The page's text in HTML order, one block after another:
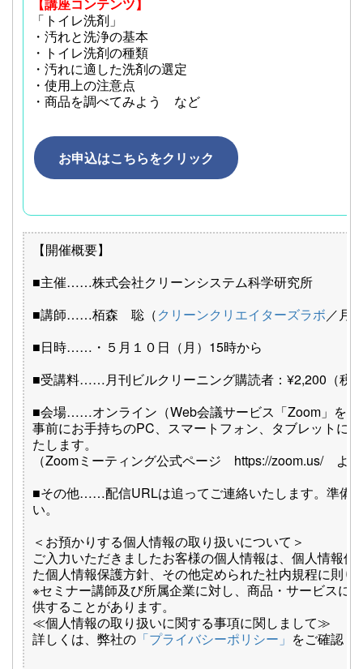
【講座コンテンツ】
「トイレ洗剤」
・汚れと洗浄の基本
・トイレ洗剤の種類
・汚れに適した洗剤の選定
・使用上の注意点
・商品を調べてみよう など
お申込はこちらをクリック
【開催概要】
■主催……株式会社クリーンシステム科学研究所
■講師……栢森 聡（クリーンクリエイターズラボ／月
■日時……・５月１０日（月）15時から
■受講料……月刊ビルクリーニング購読者：¥2,200（税
■会場……オンライン（Web会議サービス「Zoom」を利
事前にお手持ちのPC、スマートフォン、タブレットに
たします。
（Zoomミーティング公式ページ https://zoom.us/ よ
■その他……配信URLは追ってご連絡いたします。準備
い。
＜お預かりする個人情報の取り扱いについて＞
ご入力いただきましたお客様の個人情報は、個人情報
た個人情報保護方針、その他定められた社内規程に則
※セミナー講師及び所属企業に対し、商品・サービスに
供することがあります。
≪個人情報の取り扱いに関する事項に関しまして≫
詳しくは、弊社の 「プライバシーポリシー」 をご確認く